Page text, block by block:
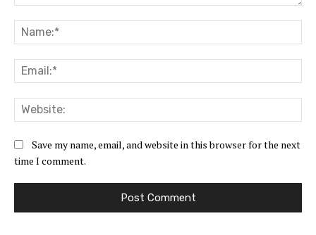
Save my name, email, and website in this browser for the next
time I comment.